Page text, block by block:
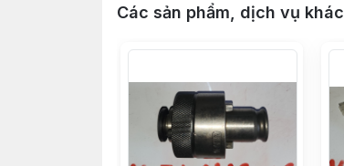
Các sản phẩm, dịch vụ khác